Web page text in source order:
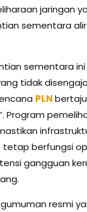
jaringan
sementara
sementara
tidak
PLN
Program
tetap berfungsi
gangguan
resmi